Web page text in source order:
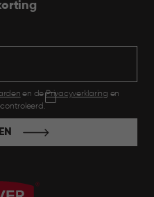
en dePrivacyverklaring en